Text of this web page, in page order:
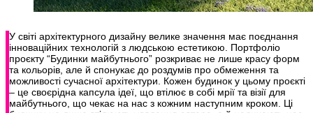
У світі архітектурного дизайну велике значення має поєднання
інноваційних технологій з людською естетикою. Портфоліо
проєкту “Будинки майбутнього” розкриває не лише красу форм
та кольорів, але й спонукає до роздумів про обмеження та
можливості сучасної архітектури. Кожен будинок у цьому проєкті
– це своєрідна капсула ідеї, що втілює в собі мрії та візії для
майбутнього, що чекає на нас з кожним наступним кроком. Ці